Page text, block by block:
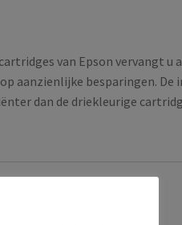
van Epson vervangt u
aanzienlijke besparingen. De
dan de driekleurige